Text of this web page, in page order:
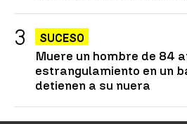
SUCESO
Muere un hombre de 84
estrangulamiento en un
detienen a su nuera